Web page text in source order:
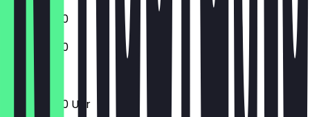
11:00 - 23:00
11:00 - 23:00
11:00 - 23:00 Uhr